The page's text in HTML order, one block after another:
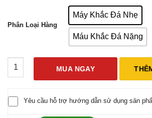
Phân Loại Hàng
Máy Khắc Đá Nhẹ
Máu Khắc Đá Nặng
Máy CNC Khắc Đá Khổ Lớn Speedway
MUA NGAY
Yêu cầu hỗ trợ hướng dẫn sử dụng sản